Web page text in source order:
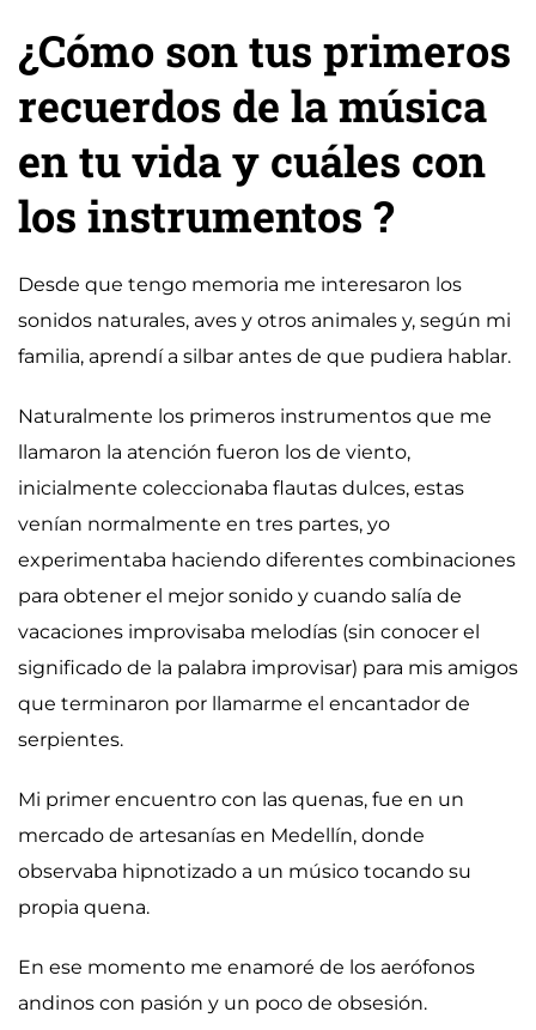
¿Cómo son tus primeros
recuerdos de la música
en tu vida y cuáles con
los instrumentos ?
Desde que tengo memoria me interesaron los
sonidos naturales, aves y otros animales y, según mi
familia, aprendí a silbar antes de que pudiera hablar.
Naturalmente los primeros instrumentos que me
llamaron la atención fueron los de viento,
inicialmente coleccionaba flautas dulces, estas
venían normalmente en tres partes, yo
experimentaba haciendo diferentes combinaciones
para obtener el mejor sonido y cuando salía de
vacaciones improvisaba melodías (sin conocer el
significado de la palabra improvisar) para mis amigos
que terminaron por llamarme el encantador de
serpientes.
Mi primer encuentro con las quenas, fue en un
mercado de artesanías en Medellín, donde
observaba hipnotizado a un músico tocando su
propia quena.
En ese momento me enamoré de los aerófonos
andinos con pasión y un poco de obsesión.